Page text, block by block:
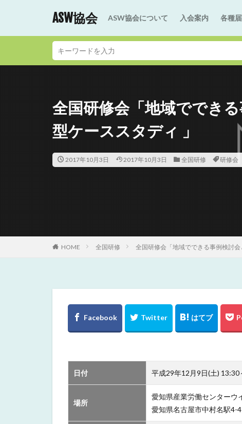
ASW協会 ASW協会について 入会案内 各種
全国研修会「地域ででき
型ケーススタディ 」
2017年10月3日 2017年10月3日 全国研修 研修会
HOME 全国研修 全国研修会「地域でできる事例検討会
日付 平成29年12月9日(土)
場所
愛知県産業労働センターウ
愛知県名古屋市中村名駅4-